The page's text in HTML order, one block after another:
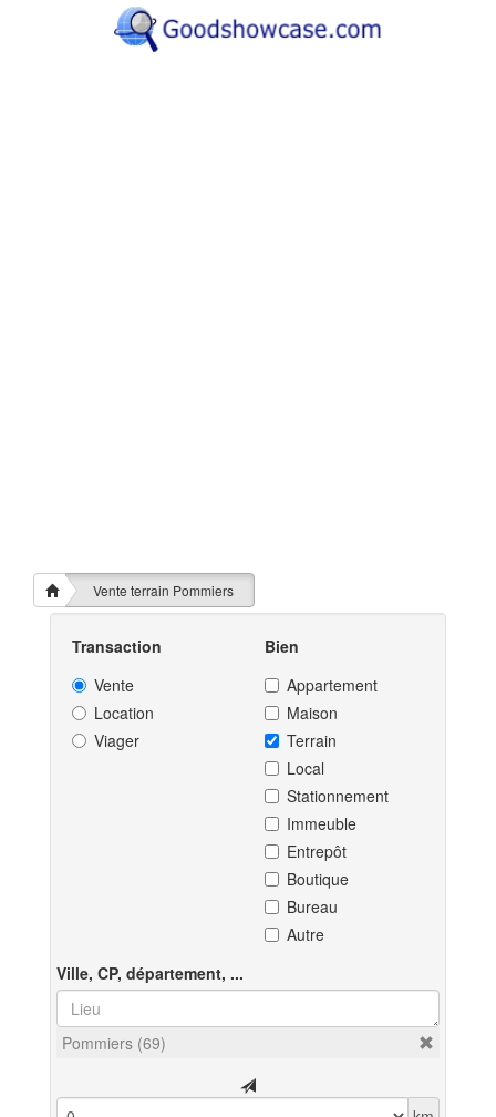
Vente terrain Pommiers
Transaction
Vente
Location
Viager
Bien
Appartement
Maison
Terrain
Local
Stationnement
Immeuble
Entrepôt
Boutique
Bureau
Autre
Ville, CP, département, ...
Pommiers (69)